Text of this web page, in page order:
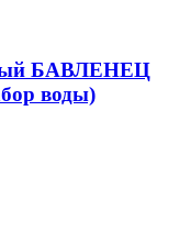
БАВЛЕНЕЦ
воды)